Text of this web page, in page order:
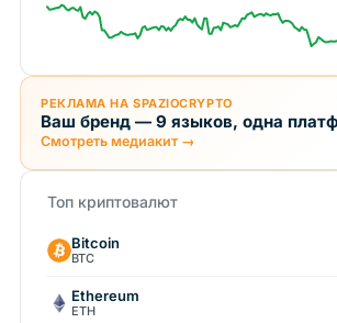
РЕКЛАМА НА SPAZIOCRYPTO
Ваш бренд — 9 языков, одна
Смотреть медиакит →
Топ криптовалют
Bitcoin
BTC
Ethereum
ETH